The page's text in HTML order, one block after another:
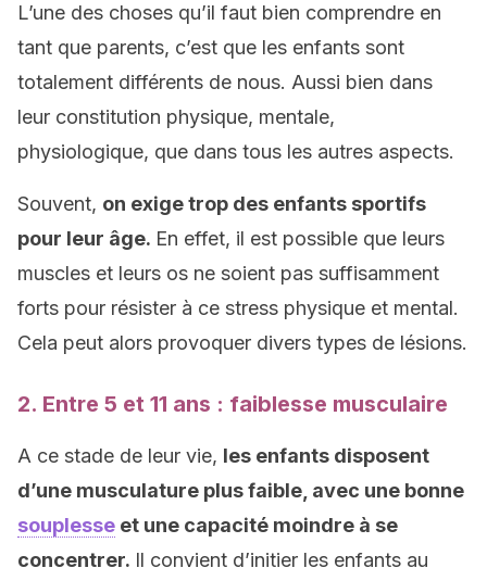
L’une des choses qu’il faut bien comprendre en
tant que parents, c’est que les enfants sont
totalement différents de nous. Aussi bien dans
leur constitution physique, mentale,
physiologique, que dans tous les autres aspects.
Souvent, on exige trop des enfants sportifs
pour leur âge. En effet, il est possible que leurs
muscles et leurs os ne soient pas suffisamment
forts pour résister à ce stress physique et mental.
Cela peut alors provoquer divers types de lésions.
2. Entre 5 et 11 ans : faiblesse musculaire
A ce stade de leur vie, les enfants disposent
d’une musculature plus faible, avec une bonne
souplesse et une capacité moindre à se
concentrer. Il convient d’initier les enfants au